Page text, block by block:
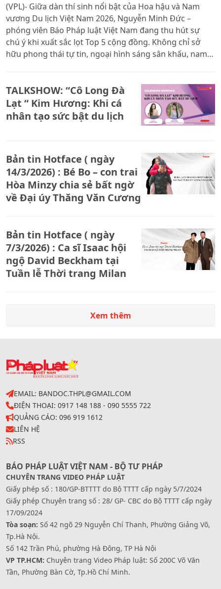
(VPL)- Giữa dàn thí sinh nổi bật của Hoa hậu và Nam
vương Du lịch Việt Nam 2026, Nguyễn Minh Đức –
phóng viên Báo Pháp luật Việt Nam đang thu hút sự
chú ý khi xuất sắc lọt Top 5 cộng đồng. Không chỉ sở
hữu phong thái tự tin, ngoại hình sáng sân khấu, nam
của một người làm báo thời đại mới.
TALKSHOW: “Cô Long Đà
Lạt “ Kim Hương: Khi cá
nhân tạo sức bật du lịch
Bản tin Hotface ( ngày
14/3/2026) : Bé Bo – con trai
Hòa Minzy chia sẻ bất ngờ
về Đại úy Thăng Văn Cương
Bản tin Hotface ( ngày
7/3/2026) : Ca sĩ Isaac hội
ngộ David Beckham tại
Tuần lễ Thời trang Milan
Xem thêm
EMAIL: BANDOC.THPL@GMAIL.COM
ĐIỆN THOẠI: 0917 148 188 - 090 5555 722
QUẢNG CÁO: 096 919 1612
LIÊN HỆ
RSS
BÁO PHÁP LUẬT VIỆT NAM - BỘ TƯ PHÁP
CHUYÊN TRANG VIDEO PHÁP LUẬT
Giấy phép số : 180/GP-BTTTT do Bộ TTTT cấp ngày 5/7/2024
Giấy phép Chuyên trang số : 28/ GP- CBC do Bộ TTTT cấp ngày
17/09/2024
Tòa soạn: Số 42 ngõ 29 Nguyễn Chí Thanh, Phường Giảng Võ,
Tp.Hà Nội.
Số 142 Trần Phú, phường Hà Đông, TP Hà Nội
VP TP.HCM: Chuyên trang Video Pháp luật: Số 200C Võ Văn
Tần, Phường Bàn Cờ, Tp.Hồ Chí Minh.